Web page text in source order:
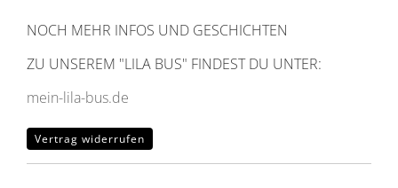
NOCH MEHR INFOS UND GESCHICHTEN
ZU UNSEREM "LILA BUS" FINDEST DU UNTER:
mein-lila-bus.de
Vertrag widerrufen